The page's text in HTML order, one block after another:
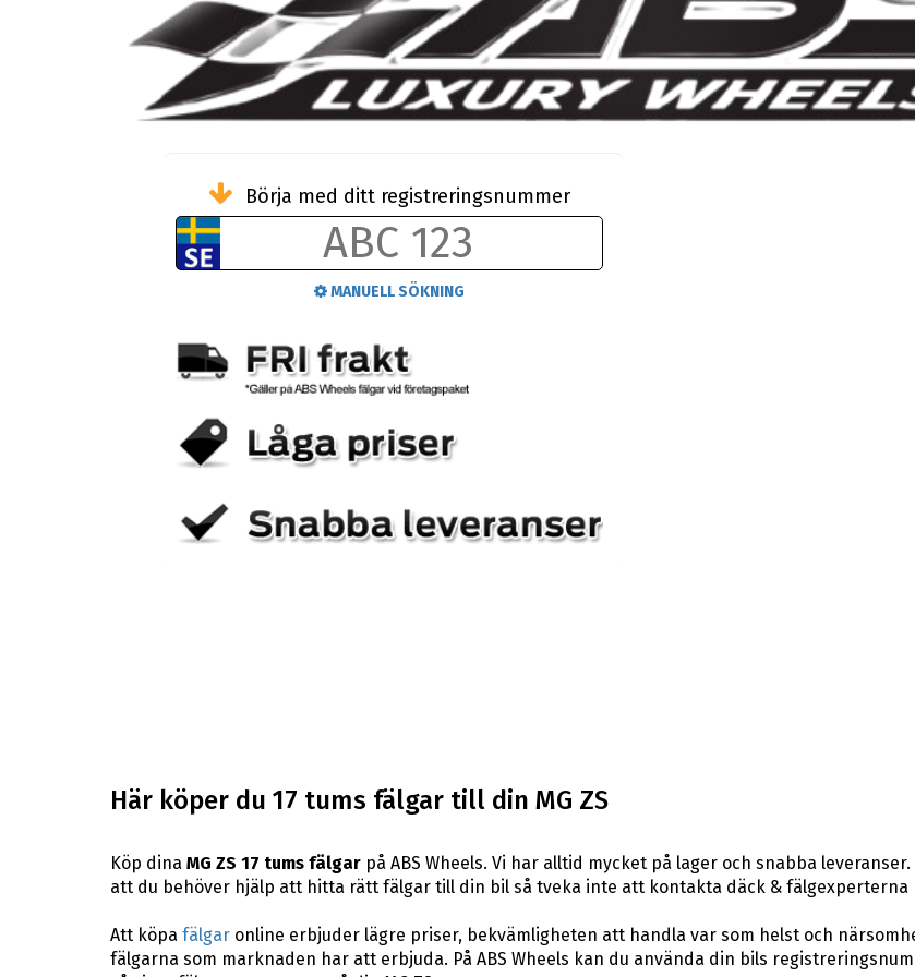
Börja med ditt registreringsnummer
MANUELL SÖKNING
Här köper du 17 tums fälgar till din MG ZS
Köp dina MG ZS 17 tums fälgarpå ABS Wheels. Vi har alltid mycket på lager och snabba
att du behöver hjälp att hitta rätt fälgar till din bil så tveka inte att kontakta däck & fälgexperterna
Att köpa fälgaronline erbjuder lägre priser, bekvämligheten att handla var som helst och
fälgarna som marknaden har att erbjuda. På ABS Wheels kan du använda din bils